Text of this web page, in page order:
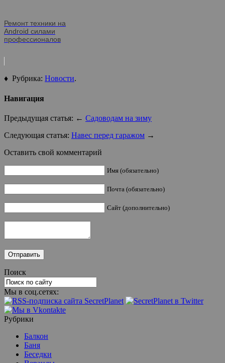
Ремонт техники на
Android силами
профессионалов
♦ Рубрика: Новости.
Навигация
Предыдущая статья: ← Садоводам на зиму
Следующая статья: Навес перед гаражом →
Оставить свой комментарий
Имя (обязательно)
Почта (обязательно)
Сайт (дополнительно)
Поиск
Мы в соц.сетях:
Рубрики
Балкон
Баня
Беседки